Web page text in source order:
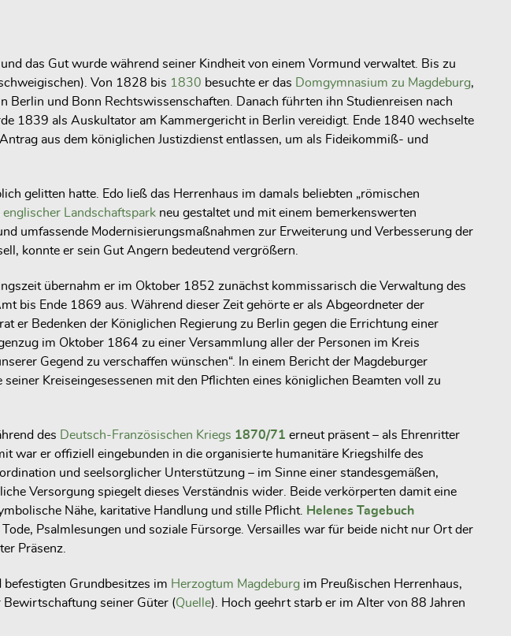
das Gut wurde während seiner Kindheit von einem Vormund verwaltet. Bis zu
Von 1828 bis 1830 besuchte er das Domgymnasium zu Magdeburg,
und Bonn Rechtswissenschaften. Danach führten ihn Studienreisen nach
1839 als Auskultator am Kammergericht in Berlin vereidigt. Ende 1840 wechselte
aus dem königlichen Justizdienst entlassen, um als Fideikommiß- und
gelitten hatte. Edo ließ das Herrenhaus im damals beliebten „römischen
englischer Landschaftspark neu gestaltet und mit einem bemerkenswerten
umfassende Modernisierungsmaßnahmen zur Erweiterung und Verbesserung der
konnte er sein Gut Angern bedeutend vergrößern.
übernahm er im Oktober 1852 zunächst kommissarisch die Verwaltung des
bis Ende 1869 aus. Während dieser Zeit gehörte er als Abgeordneter der
Bedenken der Königlichen Regierung zu Berlin gegen die Errichtung einer
im Oktober 1864 zu einer Versammlung aller der Personen im Kreis
Gegend zu verschaffen wünschen“. In einem Bericht der Magdeburger
Kreiseingesessenen mit den Pflichten eines königlichen Beamten voll zu
des Deutsch-Französischen Kriegs 1870/71 erneut präsent – als Ehrenritter
war er offiziell eingebunden in die organisierte humanitäre Kriegshilfe des
und seelsorglicher Unterstützung – im Sinne einer standesgemäßen,
Versorgung spiegelt dieses Verständnis wider. Beide verkörperten damit eine
Nähe, karitative Handlung und stille Pflicht.
Helenes Tagebuch
Psalmlesungen und soziale Fürsorge. Versailles war für beide nicht nur Ort der
Präsenz.
Grundbesitzes im Herzogtum Magdeburg im Preußischen Herrenhaus,
Bewirtschaftung seiner Güter (Quelle). Hoch geehrt starb er im Alter von 88 Jahren